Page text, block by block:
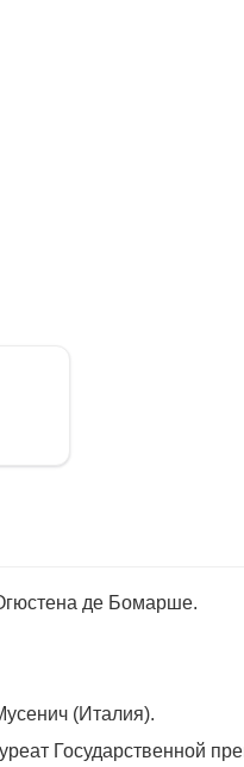
де Бомарше.
(Италия).
Государственной